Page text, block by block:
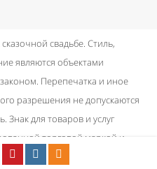
свадьбе. Стиль,
являются объектами
Перепечатка и иное
разрешения не допускаются
Знак для товаров и услуг
торговой маркой и
соглашение